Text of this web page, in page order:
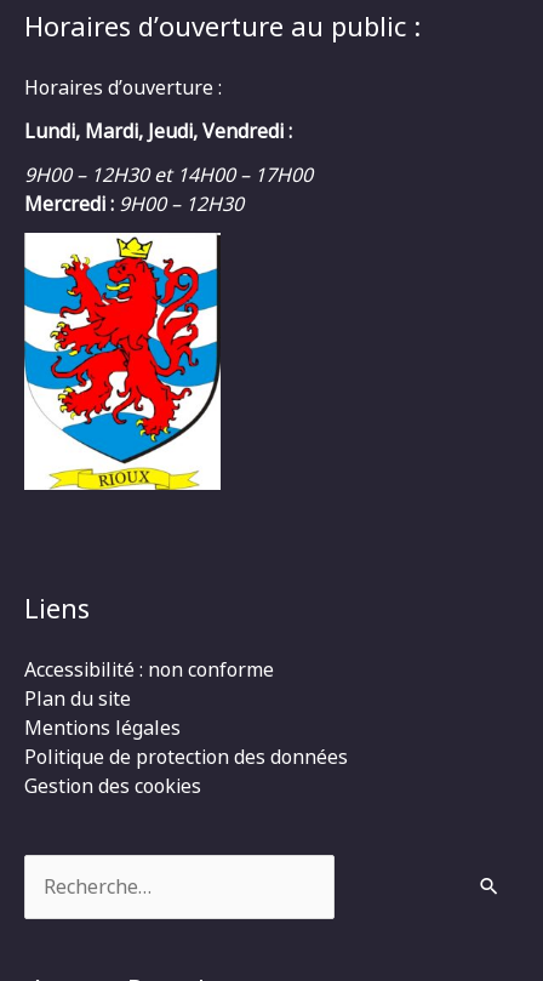
Horaires d’ouverture au public :
Horaires d’ouverture :
Lundi, Mardi, Jeudi, Vendredi :
9H00 – 12H30 et 14H00 – 17H00
Mercredi : 9H00 – 12H30
Liens
Accessibilité : non conforme
Plan du site
Mentions légales
Politique de protection des données
Gestion des cookies